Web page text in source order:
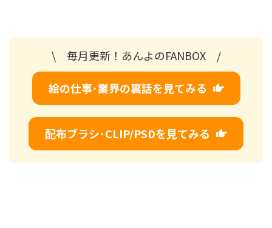
\ 毎月更新！あんよのFANBOX /
絵の仕事･業界の裏話を見てみる
配布ブラシ･CLIP/PSDを見てみる